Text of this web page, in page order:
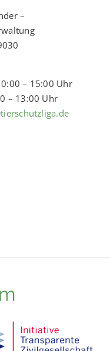
–
– 15:00 Uhr
– 13:00 Uhr